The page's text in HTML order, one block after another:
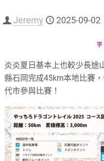
Jeremy 2025-09-02
字
炎炎夏日基本上也較少長途
縣石岡完成45km本地比賽，
代市參與比賽！